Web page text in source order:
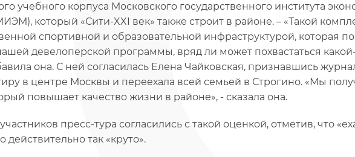
учебного корпуса Московского государственного института
который «Сити-XXI век» также строит в районе. – «Такой
спортивной и образовательной инфраструктурой, которая
девелоперской программы, вряд ли может похвастаться
она. С ней согласилась Елена Чайковская, признавшись
в центре Москвы и переехала всей семьей в Строгино. «Мы
повышает качество жизни в районе», - сказала она.
пресс-тура согласились с такой оценкой, отметив, что
действительно так «круто».